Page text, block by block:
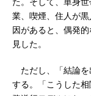
業、喫煙、住人が
因があると、偶発
見した。
ただし、「結論を
する。「こうした